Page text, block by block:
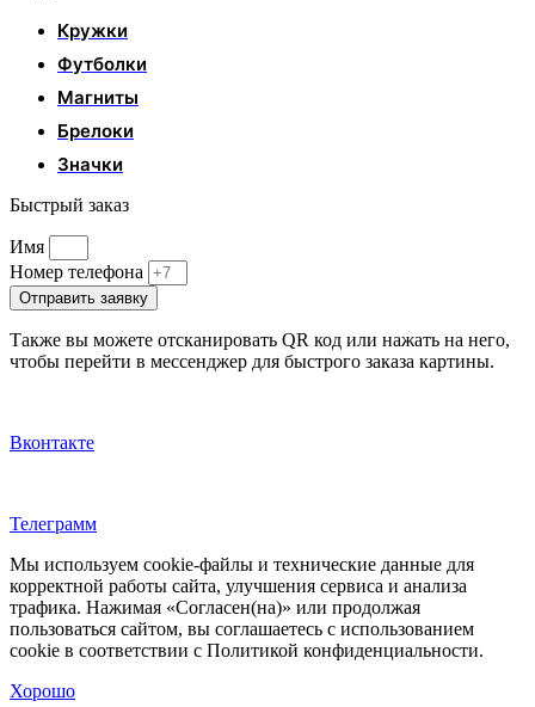
Кружки
Футболки
Магниты
Брелоки
Значки
Быстрый заказ
Имя
Номер телефона
Отправить заявку
Также вы можете отсканировать QR код или нажать на него,
чтобы перейти в мессенджер для быстрого заказа картины.
Вконтакте
Телеграмм
Мы используем cookie‑файлы и технические данные для
корректной работы сайта, улучшения сервиса и анализа
трафика. Нажимая «Согласен(на)» или продолжая
пользоваться сайтом, вы соглашаетесь с использованием
cookie в соответствии с Политикой конфиденциальности.
Хорошо